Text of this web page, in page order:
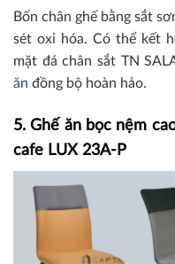
Bốn chân ghế bằng sắt
sét oxi hóa. Có thể kết
mặt đá chân sắt TN
ăn đồng bộ hoàn hảo.
5. Ghế ăn bọc nệm
cafe LUX 23A-P